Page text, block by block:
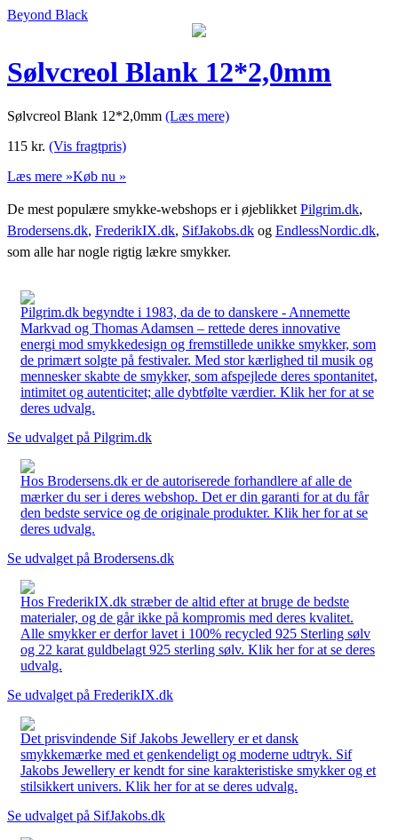
Beyond Black
Sølvcreol Blank 12*2,0mm
Sølvcreol Blank 12*2,0mm (Læs mere)
115 kr. (Vis fragtpris)
Læs mere »Køb nu »
De mest populære smykke-webshops er i øjeblikket Pilgrim.dk,
Brodersens.dk, FrederikIX.dk, SifJakobs.dk og EndlessNordic.dk,
som alle har nogle rigtig lækre smykker.
Pilgrim.dk begyndte i 1983, da de to danskere - Annemette
Markvad og Thomas Adamsen – rettede deres innovative
energi mod smykkedesign og fremstillede unikke smykker, som
de primært solgte på festivaler. Med stor kærlighed til musik og
mennesker skabte de smykker, som afspejlede deres spontanitet,
intimitet og autenticitet; alle dybtfølte værdier. Klik her for at se
deres udvalg.
Se udvalget på Pilgrim.dk
Hos Brodersens.dk er de autoriserede forhandlere af alle de
mærker du ser i deres webshop. Det er din garanti for at du får
den bedste service og de originale produkter. Klik her for at se
deres udvalg.
Se udvalget på Brodersens.dk
Hos FrederikIX.dk stræber de altid efter at bruge de bedste
materialer, og de går ikke på kompromis med deres kvalitet.
Alle smykker er derfor lavet i 100% recycled 925 Sterling sølv
og 22 karat guldbelagt 925 sterling sølv. Klik her for at se deres
udvalg.
Se udvalget på FrederikIX.dk
Det prisvindende Sif Jakobs Jewellery er et dansk
smykkemærke med et genkendeligt og moderne udtryk. Sif
Jakobs Jewellery er kendt for sine karakteristiske smykker og et
stilsikkert univers. Klik her for at se deres udvalg.
Se udvalget på SifJakobs.dk